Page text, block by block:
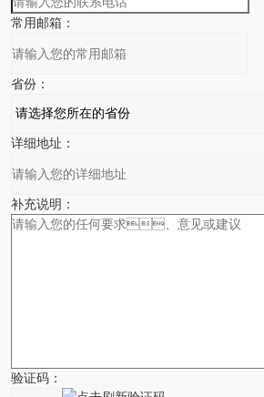
常用邮箱：
省份：
详细地址：
补充说明：
验证码：